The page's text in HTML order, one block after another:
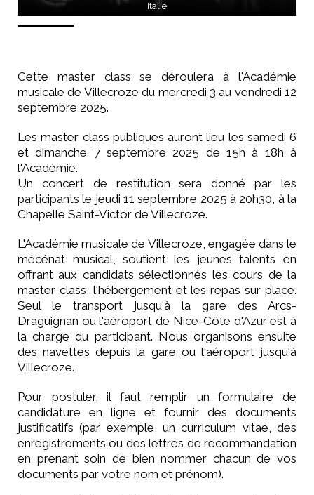
Italie
Cette master class se déroulera à l'Académie
musicale de Villecroze du mercredi 3 au vendredi 12
septembre 2025.
Les master class publiques auront lieu les samedi 6
et dimanche 7 septembre 2025 de 15h à 18h à
l'Académie.
Un concert de restitution sera donné par les
participants le jeudi 11 septembre 2025 à 20h30, à la
Chapelle Saint-Victor de Villecroze.
L'Académie musicale de Villecroze, engagée dans le
mécénat musical, soutient les jeunes talents en
offrant aux candidats sélectionnés les cours de la
master class, l'hébergement et les repas sur place.
Seul le transport jusqu'à la gare des Arcs-
Draguignan ou l'aéroport de Nice-Côte d'Azur est à
la charge du participant. Nous organisons ensuite
des navettes depuis la gare ou l'aéroport jusqu'à
Villecroze.
Pour postuler, il faut remplir un formulaire de
candidature en ligne et fournir des documents
justificatifs (par exemple, un curriculum vitae, des
enregistrements ou des lettres de recommandation
en prenant soin de bien nommer chacun de vos
documents par votre nom et prénom).